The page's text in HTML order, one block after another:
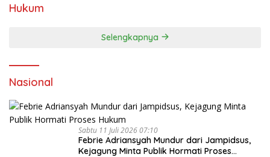
Hukum
Selengkapnya
Nasional
Sabtu 11 Juli 2026 07:10
Febrie Adriansyah Mundur dari Jampidsus,
Kejagung Minta Publik Hormati Proses